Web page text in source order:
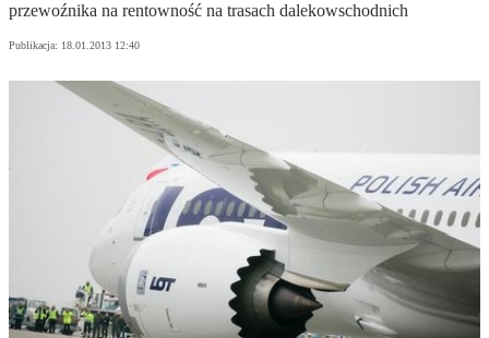
przewoźnika na rentowność na trasach dalekowschodnich
Publikacja: 18.01.2013 12:40